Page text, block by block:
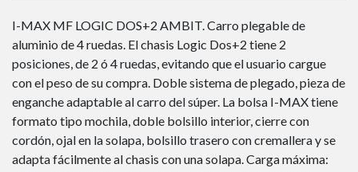
I-MAX MF LOGIC DOS+2 AMBIT. Carro plegable de
aluminio de 4 ruedas. El chasis Logic Dos+2 tiene 2
posiciones, de 2 ó 4 ruedas, evitando que el usuario cargue
con el peso de su compra. Doble sistema de plegado, pieza de
enganche adaptable al carro del súper. La bolsa I-MAX tiene
formato tipo mochila, doble bolsillo interior, cierre con
cordón, ojal en la solapa, bolsillo trasero con cremallera y se
adapta fácilmente al chasis con una solapa. Carga máxima: